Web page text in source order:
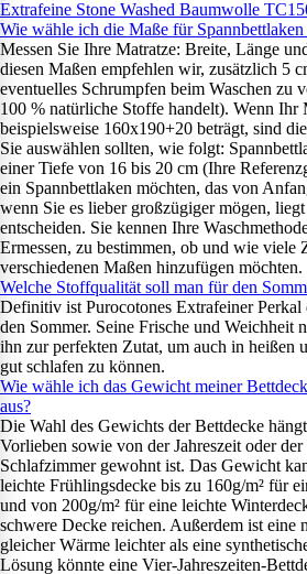
Wie wähle ich die Maße für Spannbettlaken
Messen Sie Ihre Matratze: Breite, Länge
diesen Maßen empfehlen wir, zusätzlich 5
eventuelles Schrumpfen beim Waschen zu
100 % natürliche Stoffe handelt). Wenn Ihr
beispielsweise 160x190+20 beträgt, sind
Sie auswählen sollten, wie folgt:
einer Tiefe von 16 bis 20 cm (Ihre
ein Spannbettlaken möchten, das von
wenn Sie es lieber großzügiger mögen,
entscheiden. Sie kennen Ihre
Ermessen, zu bestimmen, ob und wie viele
verschiedenen Maßen hinzufügen möchten.
Welche Stoffqualität soll man für den
Definitiv ist Purocotones Extrafeiner Perkal
den Sommer. Seine Frische und Weichheit
ihn zur perfekten Zutat, um auch in heißen
gut schlafen zu können.
Wie wähle ich das Gewicht meiner
aus?
Die Wahl des Gewichts der Bettdecke
Vorlieben sowie von der Jahreszeit oder
Schlafzimmer gewohnt ist. Das Gewicht
leichte Frühlingsdecke bis zu 160g/m² für
und von 200g/m² für eine leichte
schwere Decke reichen. Außerdem ist eine
gleicher Wärme leichter als eine
Lösung könnte eine Vier-Jahreszeiten-